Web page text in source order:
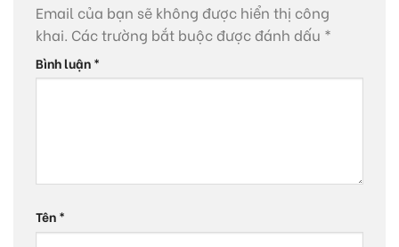
Email của bạn sẽ không được hiển thị công
khai. Các trường bắt buộc được đánh dấu *
Bình luận*
Tên*